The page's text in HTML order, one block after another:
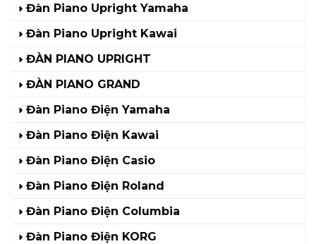
Đàn Piano Upright Yamaha
Đàn Piano Upright Kawai
ĐÀN PIANO UPRIGHT
ĐÀN PIANO GRAND
Đàn Piano Điện Yamaha
Đàn Piano Điện Kawai
Đàn Piano Điện Casio
Đàn Piano Điện Roland
Đàn Piano Điện Columbia
Đàn Piano Điện KORG